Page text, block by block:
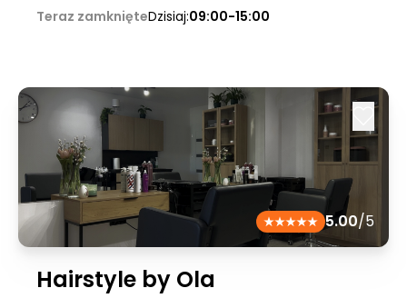
Teraz zamknięteDzisiaj:09:00-15:00
5.00/5
Hairstyle by Ola